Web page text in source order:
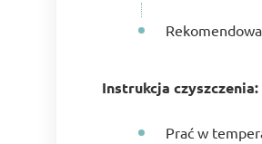
Instrukcja czyszczenia:
Prać w